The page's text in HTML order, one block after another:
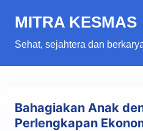
Langsung ke
MITRA KESMAS
Sehat, sejahtera dan
Bahagiakan Anak
Perlengkapan